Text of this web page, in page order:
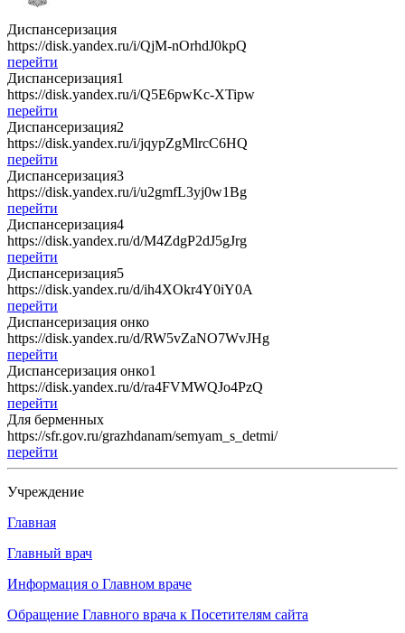
Диспансеризация
https://disk.yandex.ru/i/QjM-nOrhdJ0kpQ
перейти
Диспансеризация1
https://disk.yandex.ru/i/Q5E6pwKc-XTipw
перейти
Диспансеризация2
https://disk.yandex.ru/i/jqypZgMlrcC6HQ
перейти
Диспансеризация3
https://disk.yandex.ru/i/u2gmfL3yj0w1Bg
перейти
Диспансеризация4
https://disk.yandex.ru/d/M4ZdgP2dJ5gJrg
перейти
Диспансеризация5
https://disk.yandex.ru/d/ih4XOkr4Y0iY0A
перейти
Диспансеризация онко
https://disk.yandex.ru/d/RW5vZaNO7WvJHg
перейти
Диспансеризация онко1
https://disk.yandex.ru/d/ra4FVMWQJo4PzQ
перейти
Для берменных
https://sfr.gov.ru/grazhdanam/semyam_s_detmi/
перейти
Учреждение
Главная
Главный врач
Информация о Главном враче
Обращение Главного врача к Посетителям сайта